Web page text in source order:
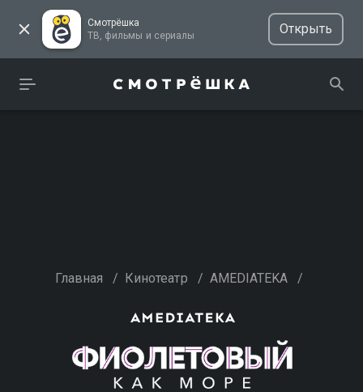
Смотрёшка
ТВ, фильмы и сериалы
Открыть
Главная / Кинотеатр / AMEDIATEKA /